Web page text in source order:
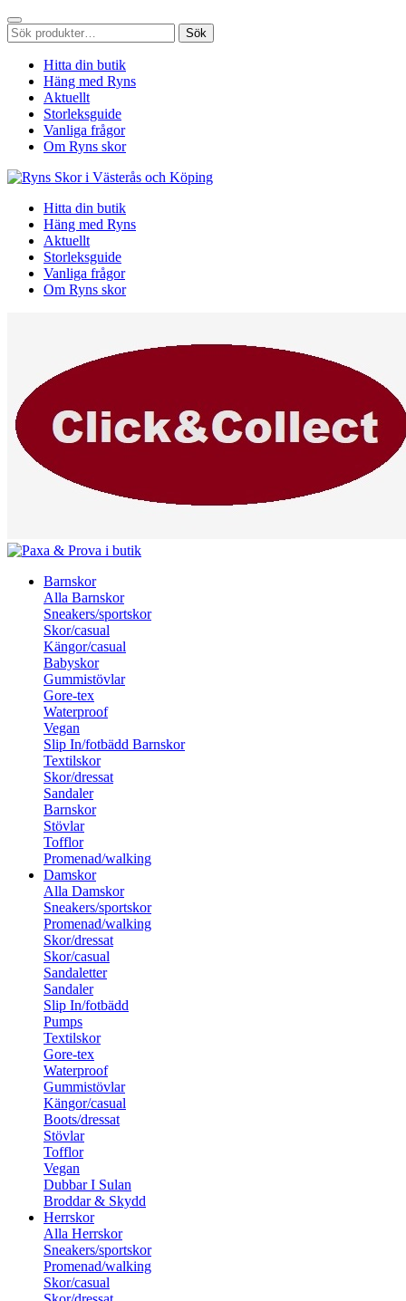
Sök
efter:
Sök
Hitta din butik
Häng med Ryns
Aktuellt
Storleksguide
Vanliga frågor
Om Ryns skor
Hitta din butik
Häng med Ryns
Aktuellt
Storleksguide
Vanliga frågor
Om Ryns skor
Barnskor
Alla Barnskor
Sneakers/sportskor
Skor/casual
Kängor/casual
Babyskor
Gummistövlar
Gore-tex
Waterproof
Vegan
Slip In/fotbädd Barnskor
Textilskor
Skor/dressat
Sandaler
Barnskor
Stövlar
Tofflor
Promenad/walking
Damskor
Alla Damskor
Sneakers/sportskor
Promenad/walking
Skor/dressat
Skor/casual
Sandaletter
Sandaler
Slip In/fotbädd
Pumps
Textilskor
Gore-tex
Waterproof
Gummistövlar
Kängor/casual
Boots/dressat
Stövlar
Tofflor
Vegan
Dubbar I Sulan
Broddar & Skydd
Herrskor
Alla Herrskor
Sneakers/sportskor
Promenad/walking
Skor/casual